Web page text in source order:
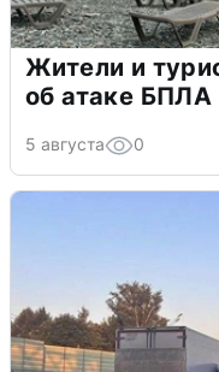
Жители и
об атаке БПЛА
5 августа 0